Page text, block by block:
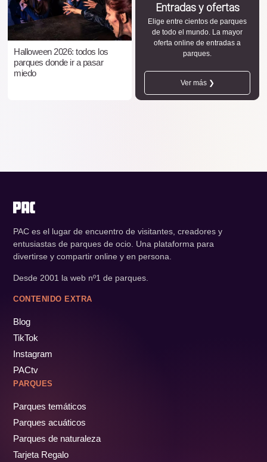
Halloween 2026: todos los
parques donde ir a pasar
miedo
Entradas y ofertas
Elige entre cientos de parques
de todo el mundo. La mayor
oferta online de entradas a
parques.
Ver más ❯
PAC es el lugar de encuentro de visitantes, creadores y
entusiastas de parques de ocio. Una plataforma para
divertirse y compartir online y en persona.
Desde 2001 la web nº1 de parques.
CONTENIDO EXTRA
Blog
TikTok
Instagram
PACtv
PARQUES
Parques temáticos
Parques acuáticos
Parques de naturaleza
Tarjeta Regalo